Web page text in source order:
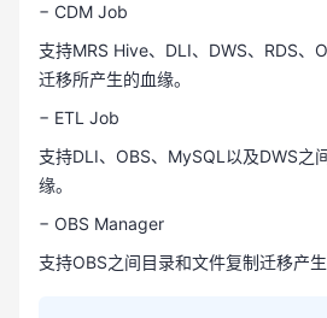
− CDM Job
支持MRS Hive、DLI、DWS、RDS、
迁移所产生的血缘。
− ETL Job
支持DLI、OBS、MySQL以及DWS之
缘。
− OBS Manager
支持OBS之间目录和文件复制迁移产生